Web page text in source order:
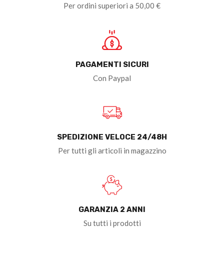
Per ordini superiori a 50,00 €
PAGAMENTI SICURI
Con Paypal
SPEDIZIONE VELOCE 24/48H
Per tutti gli articoli in magazzino
GARANZIA 2 ANNI
Su tutti i prodotti